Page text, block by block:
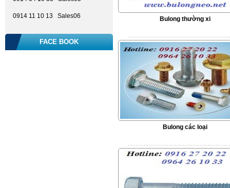
0914 11 10 13 Sales06
FACE BOOK
Bulong thường xi
Bulong các loại